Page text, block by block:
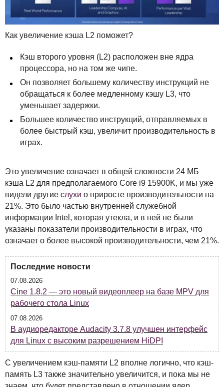
Как увеличение кэша L2 поможет?
Кэш второго уровня (L2) расположен вне ядра
процессора, но на том же чипе.
Он позволяет большему количеству инструкций не
обращаться к более медленному кэшу L3, что
уменьшает задержки.
Большее количество инструкций, отправляемых в
более быстрый кэш, увеличит производительность в
играх.
Это увеличение означает в общей сложности 24 МБ
кэша L2 для предполагаемого Core i9 15900K, и мы уже
видели другие слухи о приросте производительности на
21%. Это было частью внутренней служебной
информации Intel, которая утекла, и в ней не были
указаны показатели производительности в играх, что
означает о более высокой производительности, чем 21%.
Последние новости
07.08.2026
Cine 1.8.2 — это новый видеоплеер на базе MPV для
рабочего стола Linux
07.08.2026
В аудиоредакторе Audacity 3.7.8 улучшен интерфейс
для Linux с высоким разрешением HiDPI
С увеличением кэш-памяти L2 вполне логично, что кэш-
память L3 также значительно увеличится, и пока мы не